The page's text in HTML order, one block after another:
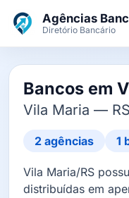
Agências
Diretório Bancário
Bancos em
Vila Maria — RS
2 agências 1
Vila Maria/RS
distribuídas em